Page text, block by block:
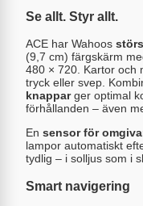
Se allt. Styr allt.
ACE har Wahoos
(9,7 cm) färgskärm
480 × 720. Kartor och
tryck eller svep.
knapparger optimal
förhållanden – även
En sensor för
lampor automatiskt
tydlig – i solljus som i
Smart navigering